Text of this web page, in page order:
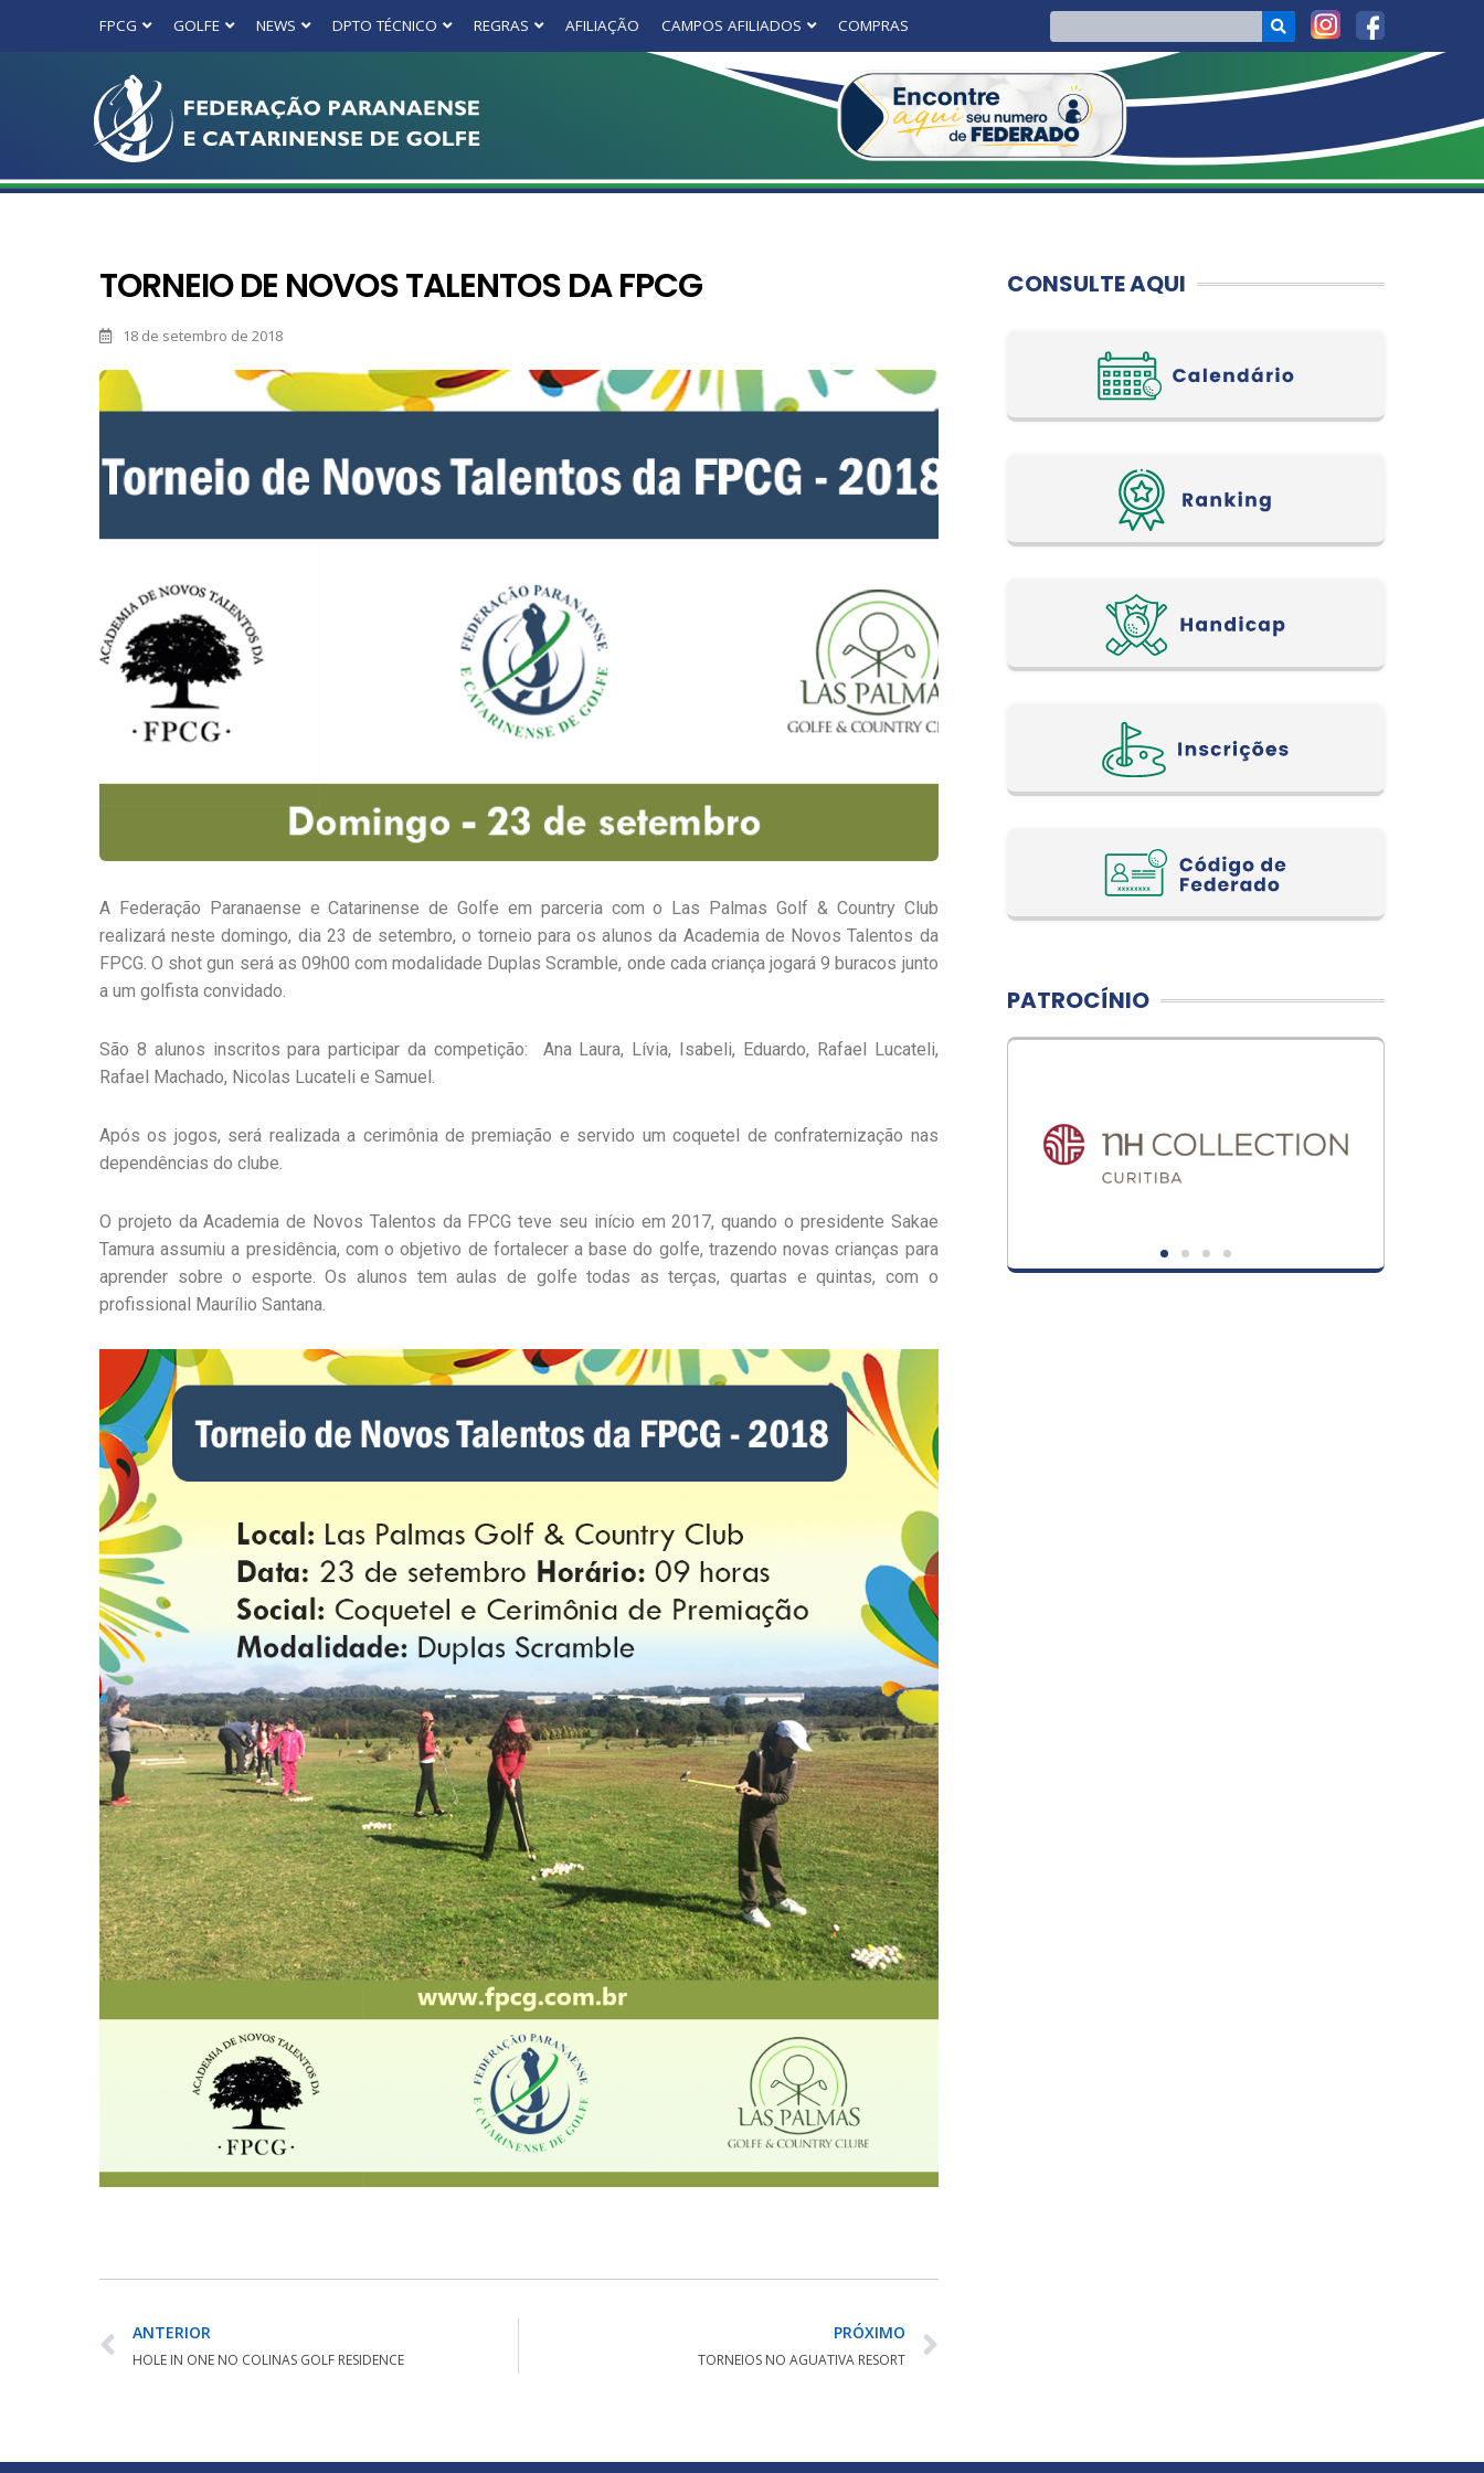
FPCG GOLFE NEWS DPTO TÉCNICO REGRAS AFILIAÇÃO CAMPOS AFILIADOS COMPRAS
TORNEIO DE NOVOS TALENTOS DA FPCG
18 de setembro de 2018
A Federação Paranaense e Catarinense de Golfe em parceria com o Las Palmas Golf & Country Club
realizará neste domingo, dia 23 de setembro, o torneio para os alunos da Academia de Novos Talentos da
FPCG. O shot gun será as 09h00 com modalidade Duplas Scramble, onde cada criança jogará 9 buracos junto
a um golfista convidado.
São 8 alunos inscritos para participar da competição: Ana Laura, Lívia, Isabeli, Eduardo, Rafael Lucateli,
Rafael Machado, Nicolas Lucateli e Samuel.
Após os jogos, será realizada a cerimônia de premiação e servido um coquetel de confraternização nas
dependências do clube.
O projeto da Academia de Novos Talentos da FPCG teve seu início em 2017, quando o presidente Sakae
Tamura assumiu a presidência, com o objetivo de fortalecer a base do golfe, trazendo novas crianças para
aprender sobre o esporte. Os alunos tem aulas de golfe todas as terças, quartas e quintas, com o
profissional Maurílio Santana.
ANTERIOR
HOLE IN ONE NO COLINAS GOLF RESIDENCE
PRÓXIMO
TORNEIOS NO AGUATIVA RESORT
CONSULTE AQUI
PATROCÍNIO